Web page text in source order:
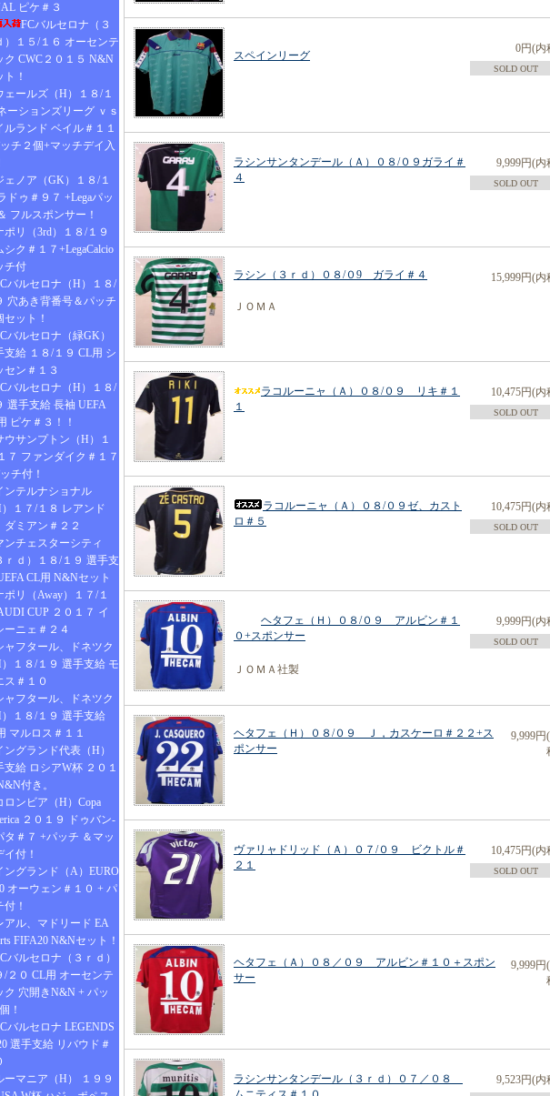
ピケ＃３
FCバルセロナ（３
）１５/１６ オーセンテ
ク CWC２０１５ N&N
ト！
ェールズ（H）１８/１
ーションズリーグ ｖｓ
ルランド ベイル＃１１
チ２個+マッチデイ入
ェノア（GK）１８/１
ドゥ＃９７ +Legaパッ
フルスポンサー！
ポリ（3rd）１８/１９
シク＃１７+LegaCalcio
チ付
バルセロナ（H）１８/
穴あき背番号＆パッチ
セット！
バルセロナ（緑GK）
支給 １８/１９ CL用 シ
セン＃１３
バルセロナ（H）１８/
選手支給 長袖 UEFA
ピケ＃３！！
ウサンプトン（H）１
７ ファンダイク＃１７
チ付！
ンテルナショナル
）１７/１８ レアンド
ダミアン＃２２
ンチェスターシティ
ｒｄ）１８/１９ 選手支
CL用 N&Nセット
ポリ（Away）１７/１
CUP ２０１７ イ
ーニェ＃２４
ャフタール、ドネツク
）１８/１９ 選手支給 モ
ス＃１０
ャフタール、ドネツク
）１８/１９ 選手支給
マルロス＃１１
ングランド代表（H）
支給 ロシアW杯 ２０１
付き。
ロンビア（H）Copa
２０１９ ドゥバン-
タ＃７ +パッチ ＆マッ
イ付！
ングランド（A）EURO
オーウェン＃１０ + パ
付！
アル、マドリード EA
FIFA20 N&Nセット！
バルセロナ（３ｒｄ）
/２０ CL用 オーセンテ
ク 穴開きN&N + パッ
！
バルセロナ LEGENDS
選手支給 リバウド＃
ーマニア（H） １９９
スペインリーグ
0円(内
SOLD OUT
ラシンサンタンデール（Ａ）０８/０９ガライ＃
４
9,999円(内
SOLD OUT
ラシン（３ｒｄ）０８/０9 ガライ＃４ 15,999円(内
ＪＯＭＡ
ラコルーニャ（Ａ）０８/０９ リキ＃１
１
10,475円(内
SOLD OUT
ラコルーニャ（Ａ）０８/０９ゼ、カスト
ロ＃５
10,475円(内
SOLD OUT
ヘタフェ（Ｈ）０８/０９ アルビン＃１
０+スポンサー
9,999円(内
SOLD OUT
ＪＯＭＡ社製
ヘタフェ（Ｈ）０８/０９ Ｊ，カスケーロ＃２２+ス
ポンサー
9,999円
ヴァリャドリッド（Ａ）０７/０９ ビクトル＃
２１
10,475円(内
SOLD OUT
ヘタフェ（Ａ）０８／０９ アルビン＃１０＋スポン
サー
9,999円
ラシンサンタンデール（３ｒｄ）０７／０８
9,523円(内